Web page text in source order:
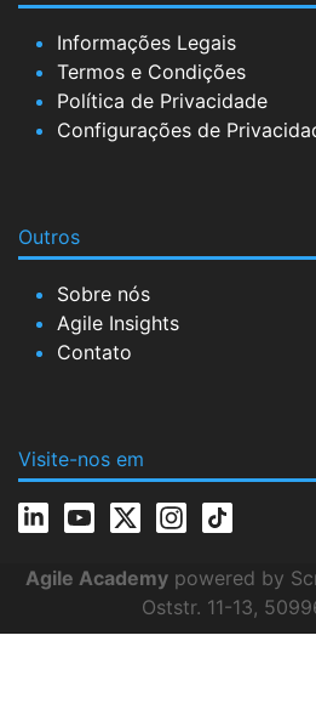
Informações Legais
Termos e Condições
Política de Privacidade
Configurações de
Outros
Sobre nós
Agile Insights
Contato
Visite-nos em
Agile Academy powered by
Oststr. 11-13,